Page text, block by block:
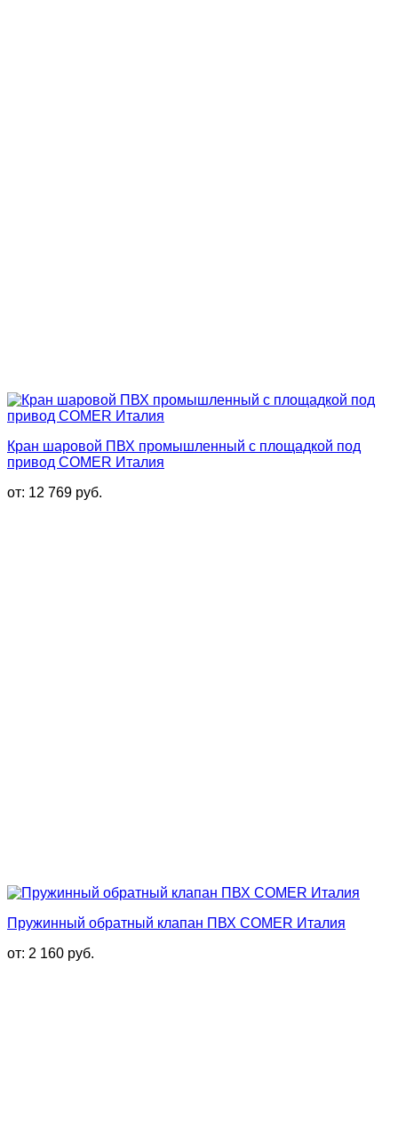
Кран шаровой ПВХ промышленный с площадкой под
привод COMER Италия
от: 12 769 руб.
Пружинный обратный клапан ПВХ COMER Италия
от: 2 160 руб.